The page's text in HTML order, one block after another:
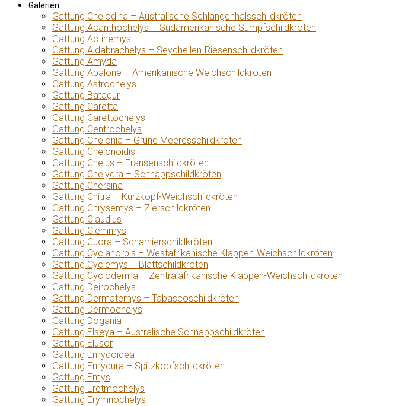
Galerien
Gattung Chelodina – Australische Schlangenhalsschildkröten
Gattung Acanthochelys – Südamerikanische Sumpfschildkröten
Gattung Actinemys
Gattung Aldabrachelys – Seychellen-Riesenschildkröten
Gattung Amyda
Gattung Apalone – Amerikanische Weichschildkröten
Gattung Astrochelys
Gattung Batagur
Gattung Caretta
Gattung Carettochelys
Gattung Centrochelys
Gattung Chelonia – Grüne Meeresschildkröten
Gattung Chelonoidis
Gattung Chelus – Fransenschildkröten
Gattung Chelydra – Schnappschildkröten
Gattung Chersina
Gattung Chitra – Kurzkopf-Weichschildkröten
Gattung Chrysemys – Zierschildkröten
Gattung Claudius
Gattung Clemmys
Gattung Cuora – Scharnierschildkröten
Gattung Cyclanorbis – Westafrikanische Klappen-Weichschildkröten
Gattung Cyclemys – Blattschildkröten
Gattung Cycloderma – Zentralafrikanische Klappen-Weichschildkröten
Gattung Deirochelys
Gattung Dermatemys – Tabascoschildkröten
Gattung Dermochelys
Gattung Dogania
Gattung Elseya – Australische Schnappschildkröten
Gattung Elusor
Gattung Emydoidea
Gattung Emydura – Spitzkopfschildkröten
Gattung Emys
Gattung Eretmochelys
Gattung Erymnochelys